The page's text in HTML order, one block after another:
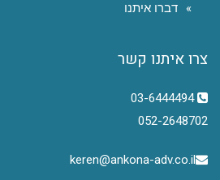
דברו איתנו
צרו איתנו קשר
03-6444494
052-2648702
keren@ankona-adv.co.il